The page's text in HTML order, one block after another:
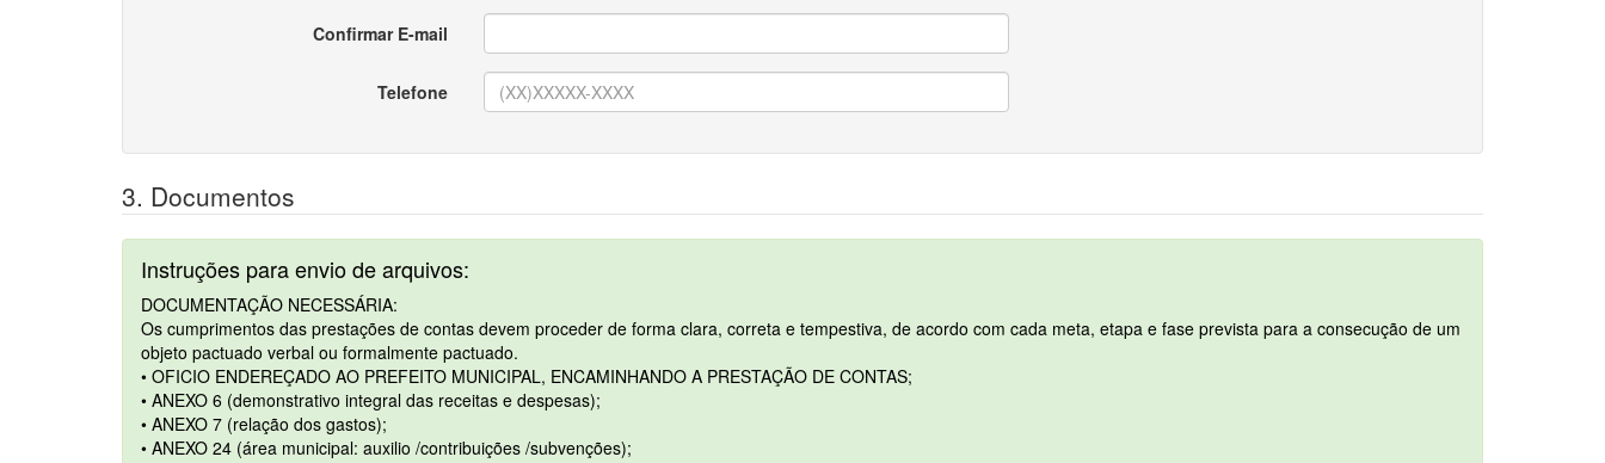
Confirmar E-mail
Telefone
3. Documentos
Instruções para envio de arquivos:
DOCUMENTAÇÃO NECESSÁRIA:
Os cumprimentos das prestações de contas devem proceder de forma clara, correta e tempestiva, de acordo com cada meta, etapa e fase prevista para a consecução de um
objeto pactuado verbal ou formalmente pactuado.
• OFICIO ENDEREÇADO AO PREFEITO MUNICIPAL, ENCAMINHANDO A PRESTAÇÃO DE CONTAS;
• ANEXO 6 (demonstrativo integral das receitas e despesas);
• ANEXO 7 (relação dos gastos);
• ANEXO 24 (área municipal: auxilio /contribuições /subvenções);